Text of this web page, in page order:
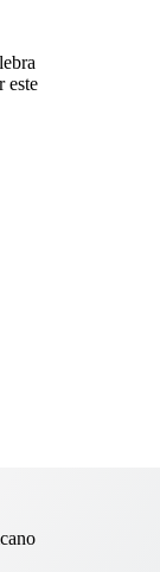
este